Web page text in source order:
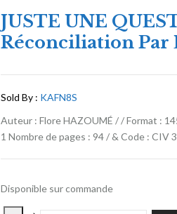
JUSTE UNE
Réconciliation Par
Sold By : KAFN8S
Auteur : Flore HAZOUMÉ / / Format :
1 Nombre de pages : 94 / & Code : CIV
Disponible sur commande